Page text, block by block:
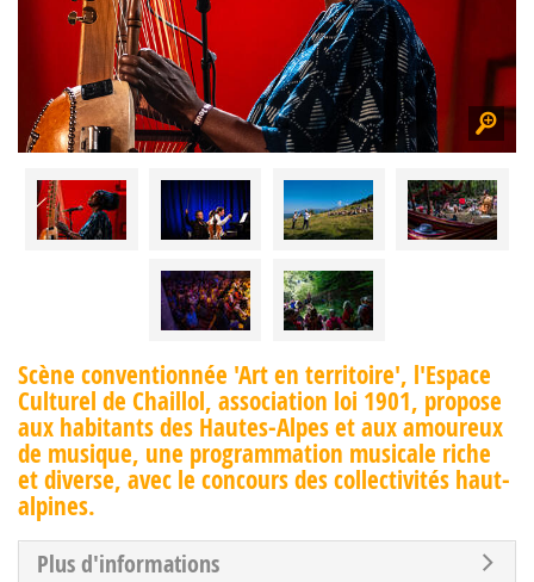
Scène conventionnée 'Art en territoire', l'Espace
Culturel de Chaillol, association loi 1901, propose
aux habitants des Hautes-Alpes et aux amoureux
de musique, une programmation musicale riche
et diverse, avec le concours des collectivités haut-
alpines.
Plus d'informations